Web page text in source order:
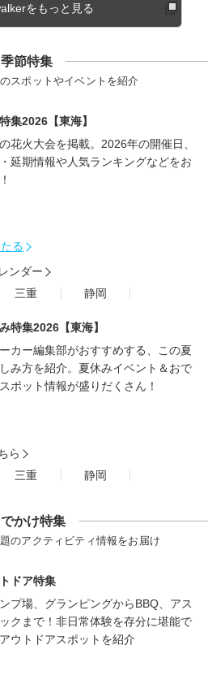
をもっと見る
季節特集
スポットやイベントを紹介
集2026【東海】
花火大会を掲載。2026年の開催日、
延期情報や人気ランキングなどをお
る
ンダー
三重 静岡
特集2026【東海】
カー編集部がおすすめする、この夏
み方を紹介。夏休みイベント＆おで
ポット情報が盛りだくさん！
ら
三重 静岡
かけ特集
のアクティビティ情報をお届け
ドア特集
プ場、グランピングからBBQ、アス
クまで！非日常体験を存分に堪能で
ウトドアスポットを紹介